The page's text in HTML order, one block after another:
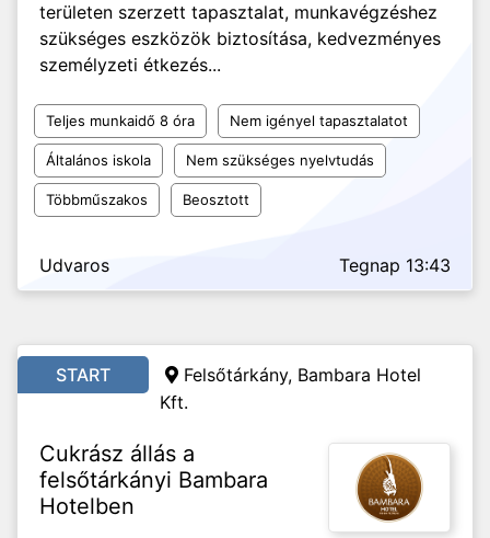
területen szerzett tapasztalat, munkavégzéshez
szükséges eszközök biztosítása, kedvezményes
személyzeti étkezés...
Teljes munkaidő 8 óra Nem igényel tapasztalatot
Általános iskola Nem szükséges nyelvtudás
Többműszakos Beosztott
Udvaros Tegnap 13:43
START
Felsőtárkány, Bambara Hotel
Kft.
Cukrász állás a
felsőtárkányi Bambara
Hotelben